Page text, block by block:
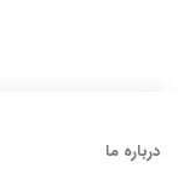
درباره ما